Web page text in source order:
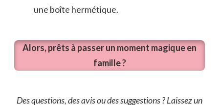
une boîte hermétique.
Alors, prêts à passer un moment magique en
famille ?
Des questions, des avis ou des suggestions ? Laissez un